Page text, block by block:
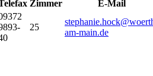
Zimmer
E-Mail
25
am-main.de